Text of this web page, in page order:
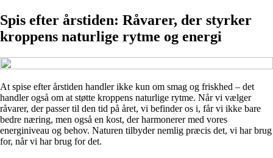
Spis efter årstiden: Råvarer, der styrker
kroppens naturlige rytme og energi
At spise efter årstiden handler ikke kun om smag og friskhed – det
handler også om at støtte kroppens naturlige rytme. Når vi vælger
råvarer, der passer til den tid på året, vi befinder os i, får vi ikke bare
bedre næring, men også en kost, der harmonerer med vores
energiniveau og behov. Naturen tilbyder nemlig præcis det, vi har brug
for, når vi har brug for det.